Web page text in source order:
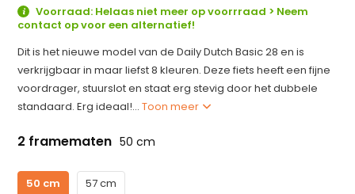
Voorraad: Helaas niet meer op voorrraad > Neem
contact op voor een alternatief!
Dit is het nieuwe model van de Daily Dutch Basic 28 en is
verkrijgbaar in maar liefst 8 kleuren. Deze fiets heeft een fijne
voordrager, stuurslot en staat erg stevig door het dubbele
standaard. Erg ideaal!...Toon meer
2 framematen 50 cm
50 cm 57 cm